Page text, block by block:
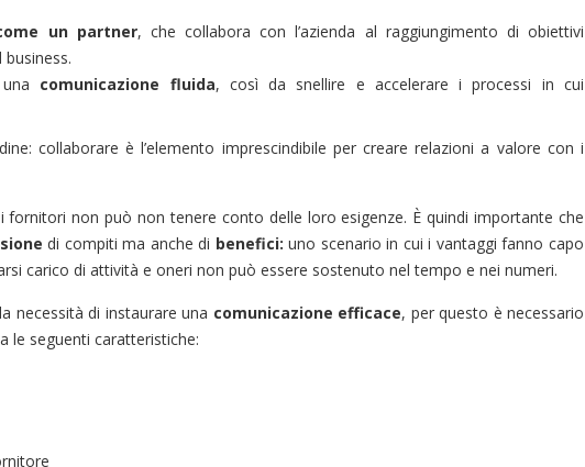
un partner, che collabora con l’azienda al raggiungimento di obiettivi
comunicazione fluida, così da snellire e accelerare i processi in cui
collaborare è l’elemento imprescindibile per creare relazioni a valore con i
fornitori non può non tenere conto delle loro esigenze. È quindi importante che
di compiti ma anche di benefici: uno scenario in cui i vantaggi fanno capo
carico di attività e oneri non può essere sostenuto nel tempo e nei numeri.
necessità di instaurare una comunicazione efficace, per questo è necessario
le seguenti caratteristiche: